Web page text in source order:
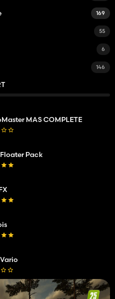
169
55
6
146
MAS COMPLETE
Pack